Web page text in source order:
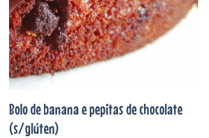
Bolo de banana e pepitas de chocolate
(s/glúten)